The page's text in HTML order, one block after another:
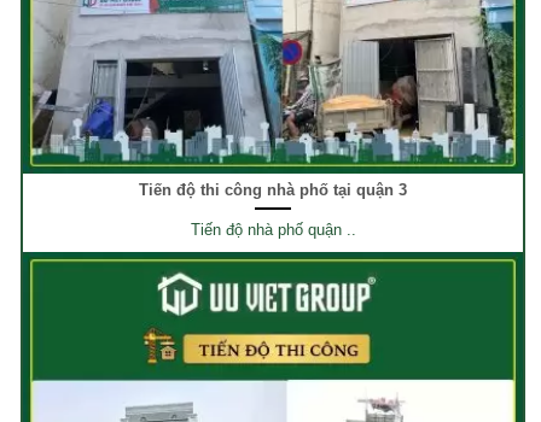
Tiến độ thi công nhà phố tại quận 3
Tiến độ nhà phố quận ..